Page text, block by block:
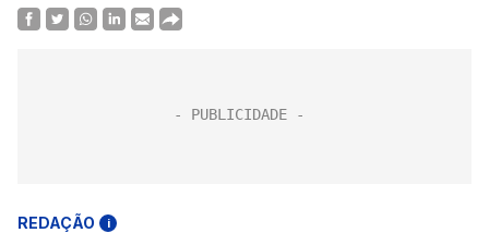
REDAÇÃO i